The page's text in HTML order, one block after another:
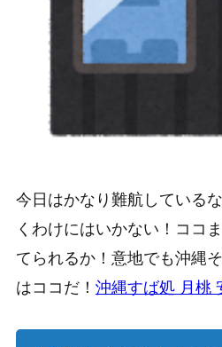
今日はかなり難航している
くわけにはいかない！ココ
てられるか！意地でも沖縄
はココだ！ 沖縄すば処 月桃